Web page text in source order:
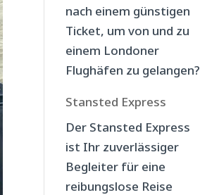
nach einem günstigen
Ticket, um von und zu
einem Londoner
Flughäfen zu gelangen?
Stansted Express
Der Stansted Express
ist Ihr zuverlässiger
Begleiter für eine
reibungslose Reise